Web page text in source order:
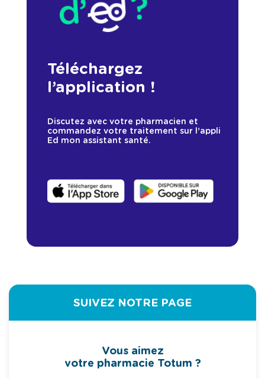
Téléchargez
l’application !
Discutez avec votre pharmacien et
commandez votre traitement sur l’appli
Ed mon assistant santé.
SUIVEZ NOTRE PAGE
Vous aimez
votre pharmacie Totum ?